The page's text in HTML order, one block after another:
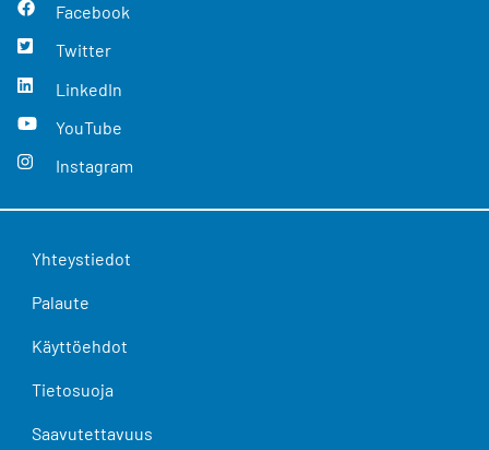
Facebook
Twitter
LinkedIn
YouTube
Instagram
Yhteystiedot
Palaute
Käyttöehdot
Tietosuoja
Saavutettavuus